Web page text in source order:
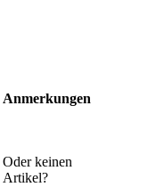
Anmerkungen
Oder keinen
Artikel?